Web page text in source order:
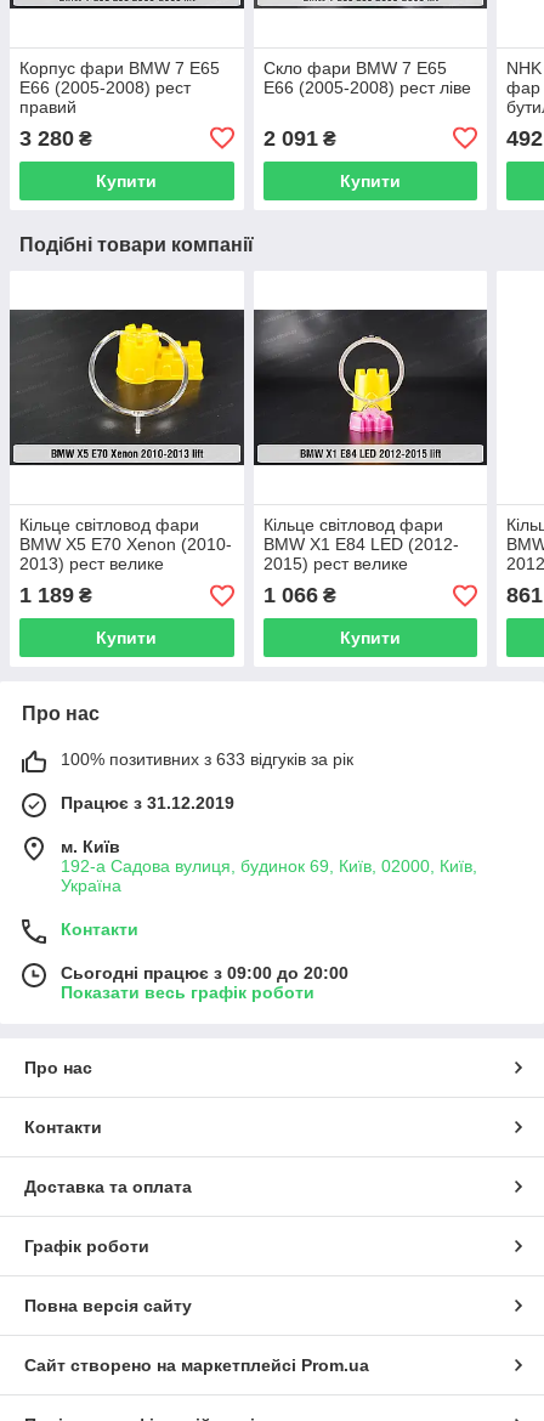
Корпус фари BMW 7 E65
E66 (2005-2008) рест
правий
3 280 ₴
Купити
Скло фари BMW 7 E65
E66 (2005-2008) рест ліве
2 091₴
Купити
фар
492
Подібні товари компанії
Кільце світловод фари
BMW X5 E70 Xenon (2010-
2013) рест велике
зовнішнє angel eyes ліве/
праве
1 189 ₴
Купити
Кільце світловод фари
BMW X1 E84 LED (2012-
2015) рест велике
зовнішнє angel eyes ліве/
праве
1 066₴
Купити
861
Про нас
100% позитивних з 633 відгуків за рік
Працює з 31.12.2019
м. Київ
192-а Садова вулиця, будинок 69, Київ, 02000, Київ,
Україна
Контакти
Сьогодні працює з 09:00 до 20:00
Показати весь графік роботи
Про нас
Контакти
Доставка та оплата
Графік роботи
Повна версія сайту
Сайт створено на маркетплейсі Prom.ua